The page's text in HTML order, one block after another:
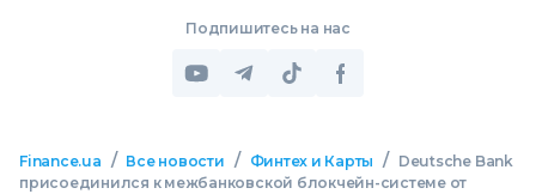
Подпишитесь на нас
Finance.ua / Все новости / Финтех и Карты /
Deutsche Bank
присоединился к межбанковской блокчейн-системе от